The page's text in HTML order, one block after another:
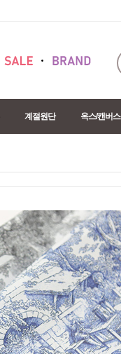
계절원단 옥스/캔버스